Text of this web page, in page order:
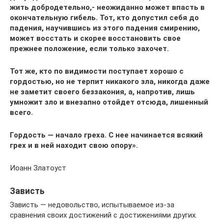
жить добродетельно,- неожиданно может впасть в
окончательную гибель. Тот, кто допустил себя до
падения, научившись из этого падения смирению,
может восстать и скорее восстановить свое
прежнее положение, если только захочет.
Тот же, кто по видимости поступает хорошо с
гордостью, но не терпит никакого зла, никогда даже
не заметит своего беззакония, а, напротив, лишь
умножит зло и внезапно отойдет отсюда, лишенный
всего.
Гордость — начало греха. С нее начинается всякий
грех и в ней находит свою опору».
Иоанн Златоуст
Зависть
Зависть — недовольство, испытываемое из-за
сравнения своих достижений с достижениями других.